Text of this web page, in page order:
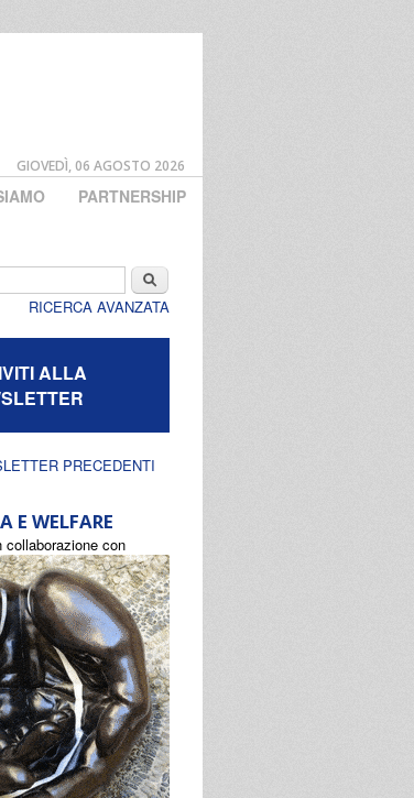
GIOVEDÌ, 06 AGOSTO 2026
PARTNERSHIP
Cerca
RICERCA AVANZATA
ALLA
PRECEDENTI
E WELFARE
collaborazione con